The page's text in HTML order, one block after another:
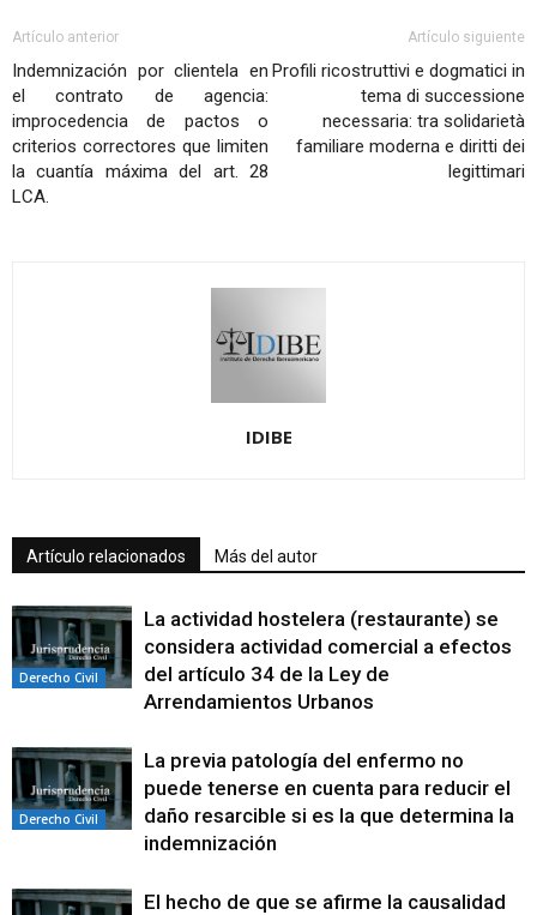
Artículo anterior
Indemnización por clientela en
el contrato de agencia:
improcedencia de pactos o
criterios correctores que limiten
la cuantía máxima del art. 28
LCA.
Artículo siguiente
Profili ricostruttivi e dogmatici in
tema di successione
necessaria: tra solidarietà
familiare moderna e diritti dei
legittimari
IDIBE
Artículo relacionados Más del autor
Derecho Civil
La actividad hostelera (restaurante) se
considera actividad comercial a efectos
del artículo 34 de la Ley de
Arrendamientos Urbanos
Derecho Civil
La previa patología del enfermo no
puede tenerse en cuenta para reducir el
daño resarcible si es la que determina la
indemnización
El hecho de que se afirme la causalidad